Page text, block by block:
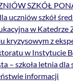
SZKÓŁ
uczniów szkół
w Katedrze
kryzysowym z
w Instytucie
– szkoła letnia
informacji